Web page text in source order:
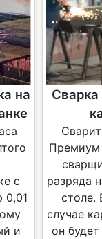
на
с
0,01
и
Премиум
разряда
столе.
случае
он